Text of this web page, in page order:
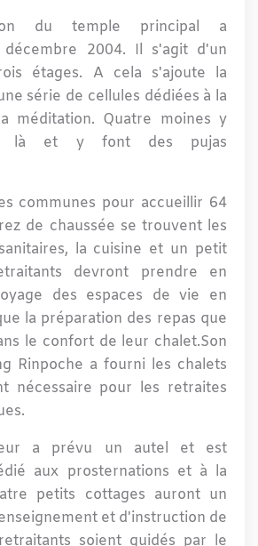
du temple principal a
décembre 2004. Il s'agit d'un
étages. A cela s'ajoute la
série de cellules dédiées à la
méditation. Quatre moines y
là et y font des pujas
communes pour accueillir 64
de chaussée se trouvent les
la cuisine et un petit
devront prendre en
des espaces de vie en
la préparation des repas que
le confort de leur chalet.Son
Rinpoche a fourni les chalets
nécessaire pour les retraites
a prévu un autel et est
aux prosternations et à la
petits cottages auront un
et d'instruction de
soient guidés par le